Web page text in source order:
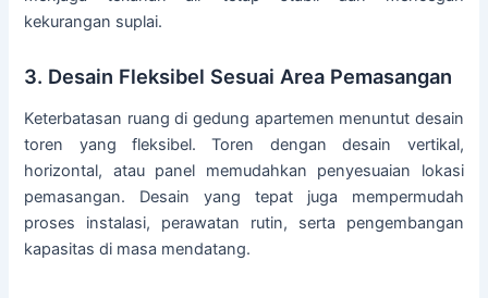
kekurangan suplai.
3. Desain Fleksibel Sesuai Area Pemasangan
Keterbatasan ruang di gedung apartemen menuntut desain
toren yang fleksibel. Toren dengan desain vertikal,
horizontal, atau panel memudahkan penyesuaian lokasi
pemasangan. Desain yang tepat juga mempermudah
proses instalasi, perawatan rutin, serta pengembangan
kapasitas di masa mendatang.